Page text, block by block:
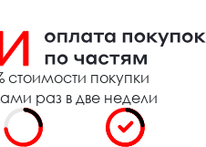
стоимости покупки
раз в две недели